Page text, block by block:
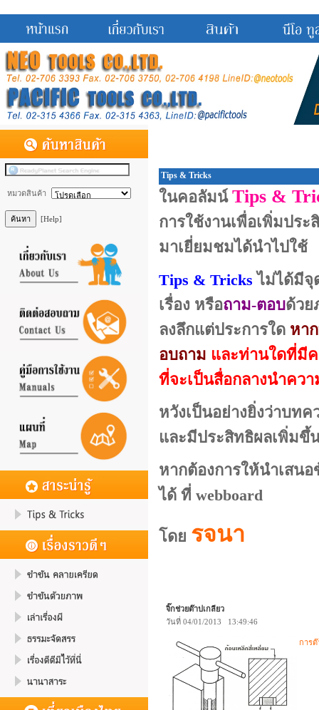
หมวดสินค้า
[Help]
Tips & Tricks
ในคอลัมน์ Tips &
การใช้งานเพื่อเพิ่มปร
มาเยี่ยมชมได้นำไปใช้
Tips & Tricks ไม่ได้มีจุ
เรื่อง หรือถาม-ตอบด้วย
ลงลึกแต่ประการใด หา
อบถาม และท่านใดที่มี
ที่จะเป็นสื่อกลางนำคว
หวังเป็นอย่างยิ่งว่าบท
และมีประสิทธิผลเพิ่มขึ้
หากต้องการให้นำเสน
ได้ ที่ webboard
โดย รจนา
จิ๊กช่วยต๊าปเกลียว
วันที่ 04/01/2013 13:49:46
การต๊